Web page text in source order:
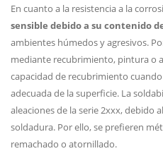
En cuanto a la resistencia a la
sensible debido a su contenido
ambientes húmedos y agresivos.
mediante recubrimiento, pintura o
capacidad de recubrimiento
adecuada de la superficie. La
aleaciones de la serie 2xxx, debido
soldadura. Por ello, se prefieren
remachado o atornillado.